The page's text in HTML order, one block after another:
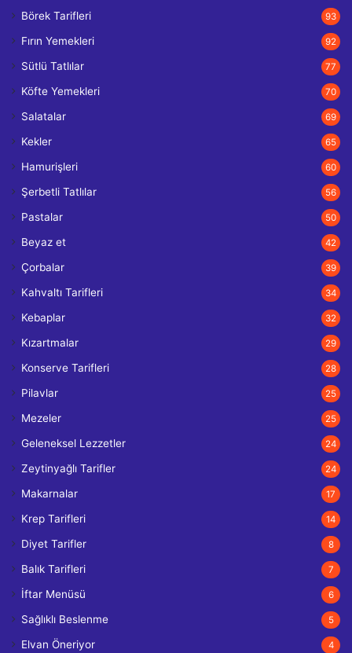
Börek Tarifleri 93
Fırın Yemekleri 92
Sütlü Tatlılar 77
Köfte Yemekleri 70
Salatalar 69
Kekler 65
Hamurişleri 60
Şerbetli Tatlılar 56
Pastalar 50
Beyaz et 42
Çorbalar 39
Kahvaltı Tarifleri 34
Kebaplar 32
Kızartmalar 29
Konserve Tarifleri 28
Pilavlar 25
Mezeler 25
Geleneksel Lezzetler 24
Zeytinyağlı Tarifler 24
Makarnalar 17
Krep Tarifleri 14
Diyet Tarifler 8
Balık Tarifleri 7
İftar Menüsü 6
Sağlıklı Beslenme 5
Elvan Öneriyor 4